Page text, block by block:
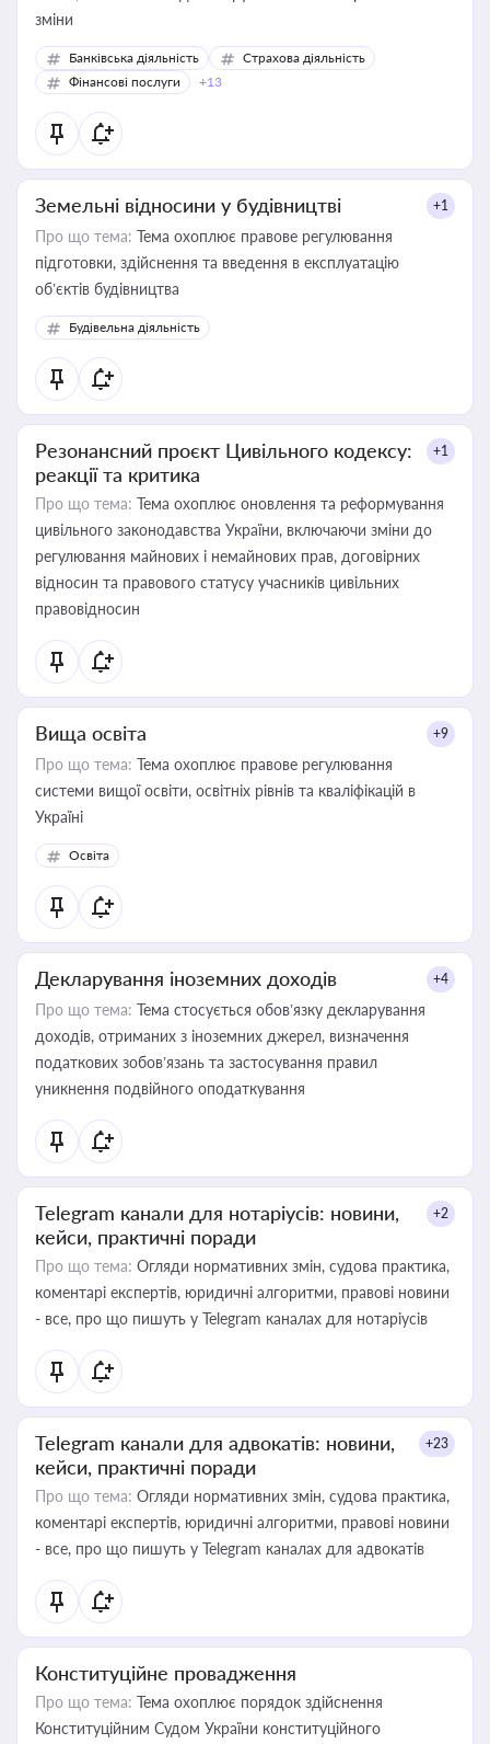
зміни
Банківська діяльність
Страхова діяльність
Фінансові послуги
+13
Земельні відносини у будівництві +1
Про що тема: Тема охоплює правове регулювання
підготовки, здійснення та введення в експлуатацію
об’єктів будівництва
Будівельна діяльність
Резонансний проєкт Цивільного кодексу:
реакції та критика
+1
Про що тема: Тема охоплює оновлення та реформування
цивільного законодавства України, включаючи зміни до
регулювання майнових і немайнових прав, договірних
відносин та правового статусу учасників цивільних
правовідносин
Вища освіта +9
Про що тема: Тема охоплює правове регулювання
системи вищої освіти, освітніх рівнів та кваліфікацій в
Україні
Освіта
Декларування іноземних доходів +4
Про що тема: Тема стосується обов’язку декларування
доходів, отриманих з іноземних джерел, визначення
податкових зобов’язань та застосування правил
уникнення подвійного оподаткування
Telegram канали для нотаріусів: новини,
кейси, практичні поради
+2
Про що тема: Огляди нормативних змін, судова практика,
коментарі експертів, юридичні алгоритми, правові новини
- все, про що пишуть у Telegram каналах для нотаріусів
Telegram канали для адвокатів: новини,
кейси, практичні поради
+23
Про що тема: Огляди нормативних змін, судова практика,
коментарі експертів, юридичні алгоритми, правові новини
- все, про що пишуть у Telegram каналах для адвокатів
Конституційне провадження
Про що тема: Тема охоплює порядок здійснення
Конституційним Судом України конституційного